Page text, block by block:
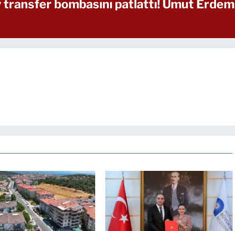
bombasını patlattı! Umut Erdem